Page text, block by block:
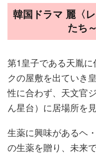
韓国ドラマ 麗〈
たち
第1皇子である天胤
クの屋敷を出ていき
性に合わず、天文官
ん星台）に居場所を見
生薬に興味があるヘ
の生薬を贈り、未来